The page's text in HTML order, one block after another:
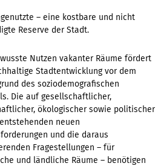
– eine kostbare und nicht
Reserve der Stadt.
Nutzen vakanter Räume fördert
Stadtentwicklung vor dem
des soziodemografischen
Die auf gesellschaftlicher,
ökologischer sowie politischer
neuen
und die daraus
Fragestellungen – für
und ländliche Räume – benötigen